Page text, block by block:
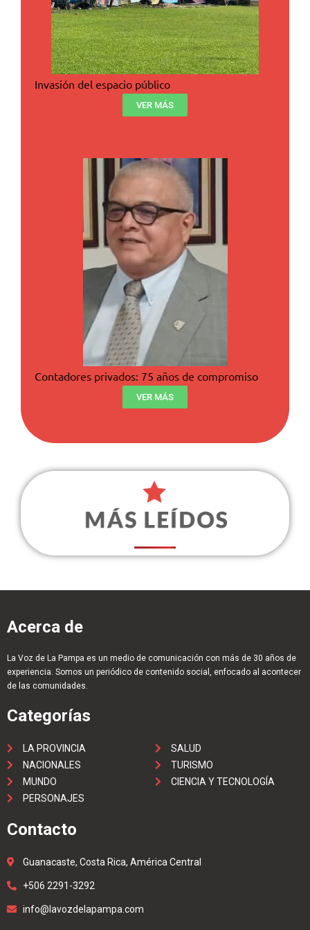
Invasión del espacio público
VER MÁS
Contadores privados: 75 años de compromiso
VER MÁS
Acerca de
La Voz de La Pampa es un medio de comunicación con más de 30 años de
experiencia. Somos un periódico de contenido social, enfocado al acontecer
de las comunidades.
Categorías
LA PROVINCIA
NACIONALES
MUNDO
PERSONAJES
SALUD
TURISMO
CIENCIA Y TECNOLOGÍA
Contacto
Guanacaste, Costa Rica, América Central
+506 2291-3292
info@lavozdelapampa.com